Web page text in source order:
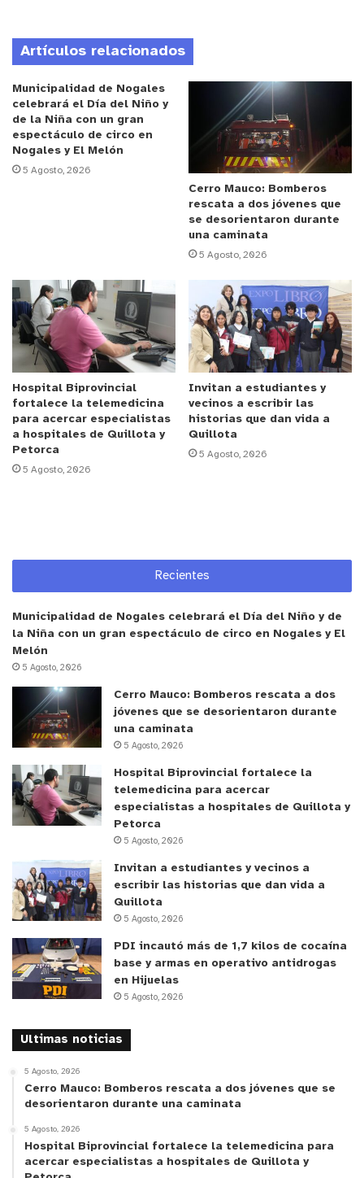
prácticossobre el uso de insulinas, los beneficios
cardio-reno-metabólicos de la semaglutida, y la
innovación farmacológica en atención primaria.
Anuncio Patrocinado
El evento fue patrocinado por laSociedad Chilena
de Diabetología (SOCHIDIAB), laSociedad Chilena
de Farmacia Clínica y Atención Farmacéutica
Colegio de Químico
Farmacéuticos y Bioquímicos de Chile
participación de la Universidad Andrés Bello.
“Siempre es importante participar en la discusión
pública sobre políticas de salud, especialmente en el
ámbito de las enfermedades crónicas no
transmisibles. Los nuevos tratamientos representan
una innovación positiva y pueden ser una
contribución significativa para aportar a la calidad de
vida de las personas”,
sostuvo Andrés Palacios,
director de Institucional y Enfermedades Raras en
Esta iniciativa forma parte del compromiso de las
con lacapacitación continua del personal de salud
especialmente en el nivel de atención primaria,
clave para la detección precoz y el manejo integral
de enfermedades crónicas como la diabetes.
A raíz de esto, Héctor Torres, presidente del
Colegio de Químicos Farmacéuticos y Bioquímicos
de Chile manifestó que“el rol del Colegio de
Químicos Farmacéuticos va más allá del acceso a los
medicamentos: es un agente educativo clave en
salud. Sabemos que existe una brecha importante
en los temas de diabetes, por tanto, jornadas de
actualización como está son fundamentales para
nosotros”.
Los asistentes destacaron elambiente
colaborativode la jornada y el enfoque práctico
las presentaciones, que permitieron actualizar
atención a pacientes. Además, durante la jornada
terapéuticos para abordar la diabetes tipo 2 y la
obesidad, destacando los avances en
medicamentos con beneficios cardio–reno–
metabólicos y las estrategias integrales para el
control del peso y la mejora de la calidad de vida
Artículos relacionados
Municipalidad de Nogales
celebrará el Día del Niño y
de la Niña con un gran
espectáculo de circo en
Nogales y El Melón
5 Agosto, 2026
Cerro Mauco: Bomberos
rescata a dos jóvenes que
se desorientaron durante
una caminata
5 Agosto, 2026
Hospital Biprovincial
fortalece la telemedicina
para acercar especialistas
a hospitales de Quillota y
Petorca
5 Agosto, 2026
Invitan a estudiantes y
vecinos a escribir las
historias que dan vida a
Quillota
5 Agosto, 2026
Recientes
Municipalidad de Nogales celebrará el Día del Niño y de
la Niña con un gran espectáculo de circo en Nogales y El
Melón
5 Agosto, 2026
Cerro Mauco: Bomberos rescata a dos
jóvenes que se desorientaron durante
una caminata
5 Agosto, 2026
Hospital Biprovincial fortalece la
telemedicina para acercar
especialistas a hospitales de Quillota y
Petorca
5 Agosto, 2026
Invitan a estudiantes y vecinos a
escribir las historias que dan vida a
Quillota
5 Agosto, 2026
PDI incautó más de 1,7 kilos de cocaína
base y armas en operativo antidrogas
en Hijuelas
5 Agosto, 2026
Ultimas noticias
5 Agosto, 2026
Cerro Mauco: Bomberos rescata a dos jóvenes que se
desorientaron durante una caminata
5 Agosto, 2026
Hospital Biprovincial fortalece la telemedicina para
acercar especialistas a hospitales de Quillota y